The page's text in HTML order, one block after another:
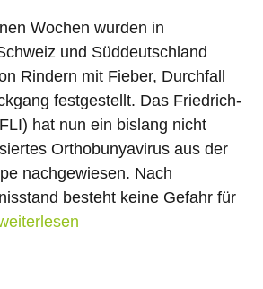
Wochen wurden in
und Süddeutschland
Rindern mit Fieber, Durchfall
festgestellt. Das Friedrich-
hat nun ein bislang nicht
Orthobunyavirus aus der
nachgewiesen. Nach
besteht keine Gefahr für